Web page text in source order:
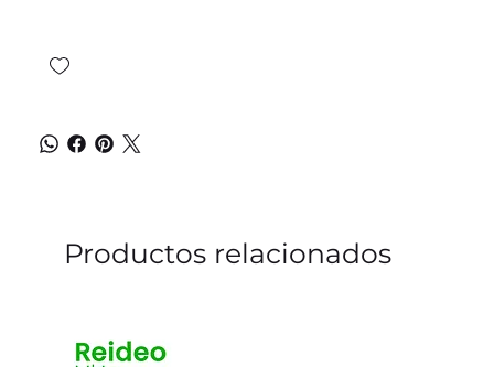
Productos relacionados